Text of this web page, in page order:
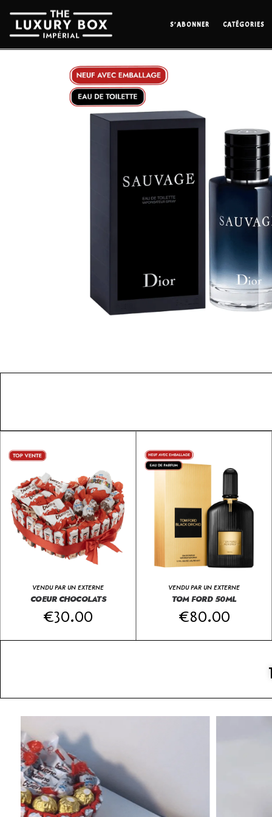
S’ABONNER CATÉGORIES
VENDU PAR UN EXTERNE
COEUR CHOCOLATS
€30.00
VENDU PAR UN EXTERNE
TOM FORD 50ML
€80.00